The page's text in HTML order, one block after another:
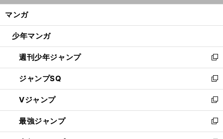
ン
ウ
開
く
マンガ
少年マンガ
週刊少年ジャンプ
新
し
い
ウ
ィ
ン
ド
ウ
ジャンプSQ
新
し
い
ウ
ィ
ン
Vジャンプ
新
し
い
ウ
最強ジャンプ
新
し